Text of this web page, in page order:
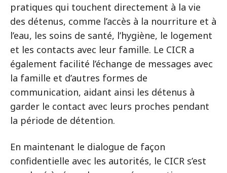
pratiques qui touchent directement à la vie
des détenus, comme l’accès à la nourriture et à
l’eau, les soins de santé, l’hygiène, le logement
et les contacts avec leur famille. Le CICR a
également facilité l’échange de messages avec
la famille et d’autres formes de
communication, aidant ainsi les détenus à
garder le contact avec leurs proches pendant
la période de détention.
En maintenant le dialogue de façon
confidentielle avec les autorités, le CICR s’est